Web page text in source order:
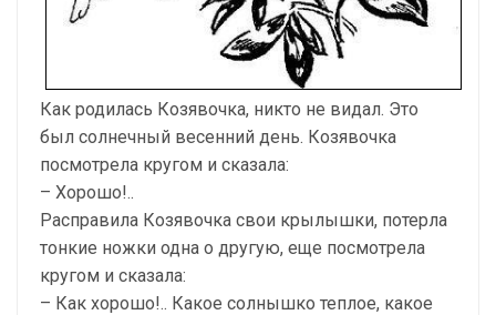
Как родилась Козявочка, никто не видал. Это
был солнечный весенний день. Козявочка
посмотрела кругом и сказала:
– Хорошо!..
Расправила Козявочка свои крылышки, потерла
тонкие ножки одна о другую, еще посмотрела
кругом и сказала:
– Как хорошо!.. Какое солнышко теплое, какое